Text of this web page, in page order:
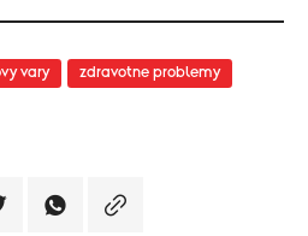
vary zdravotne problemy